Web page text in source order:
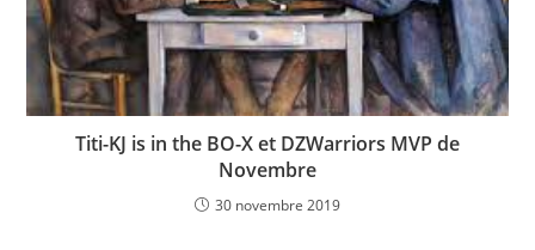
Titi-KJ is in the BO-X et DZWarriors MVP de
Novembre
30 novembre 2019